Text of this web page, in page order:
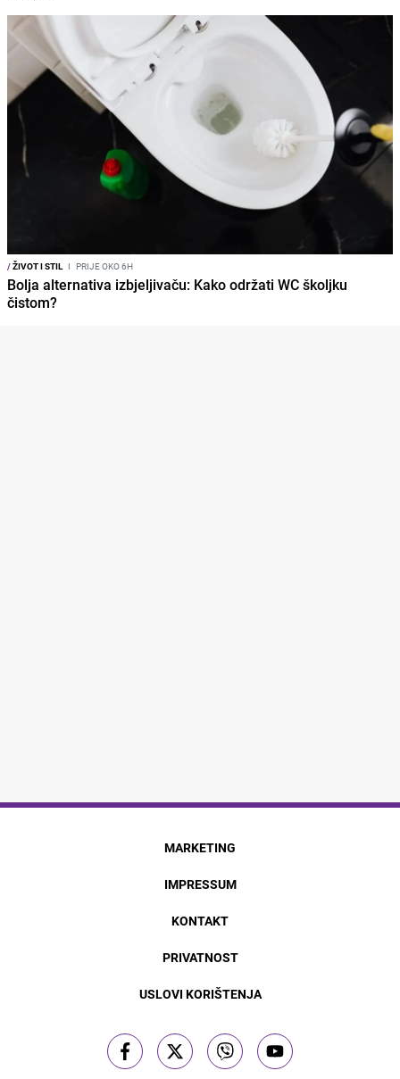
/ŽIVOT I STIL I PRIJE OKO 6H
Bolja alternativa izbjeljivaču: Kako održati WC školjku
čistom?
MARKETING
IMPRESSUM
KONTAKT
PRIVATNOST
USLOVI KORIŠTENJA